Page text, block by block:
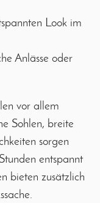
Look im
Anlässe oder
vor allem
Sohlen, breite
sorgen
entspannt
bieten zusätzlich